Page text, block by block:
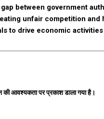
between government
unfair competition
to drive economic
की आवश्यकता पर प्रकाश डाला गया है।